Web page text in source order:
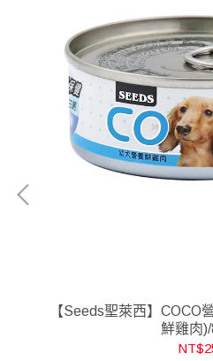
【Seeds聖萊西】COCO
鮮雞肉